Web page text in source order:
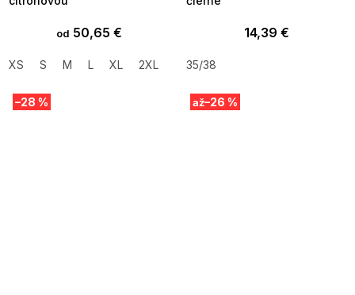
od 50,65 €
XS S M L XL 2XL
14,39 €
35/38
–28 % až–26 %